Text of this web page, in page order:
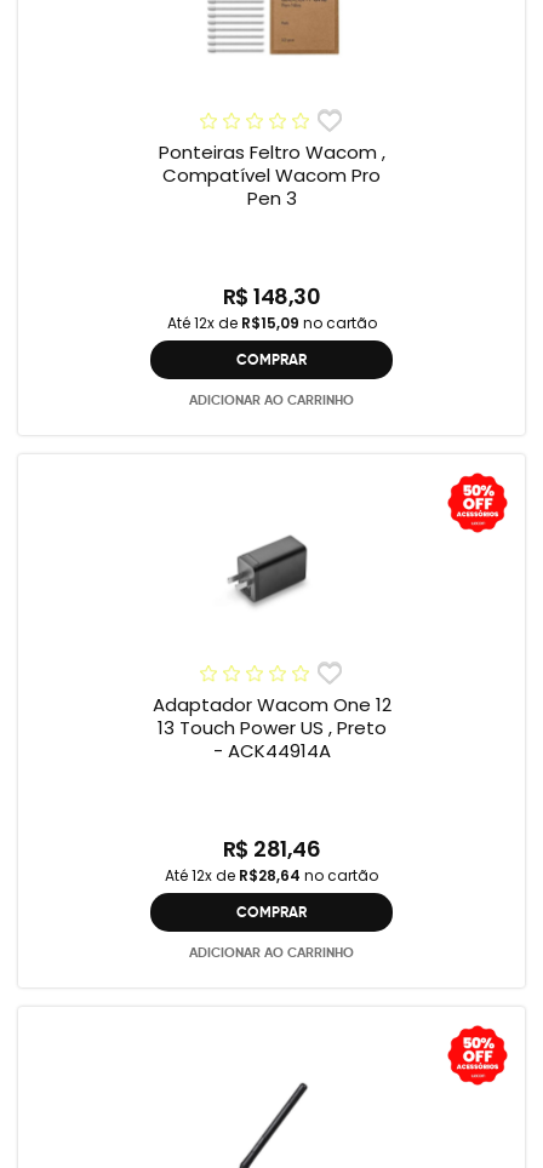
Ponteiras Feltro Wacom ,
Compatível Wacom Pro
Pen 3
R$ 148,30
Até 12x de R$15,09 no cartão
COMPRAR
ADICIONAR AO CARRINHO
Adaptador Wacom One 12
13 Touch Power US , Preto
- ACK44914A
R$ 281,46
Até 12x de R$28,64 no cartão
COMPRAR
ADICIONAR AO CARRINHO